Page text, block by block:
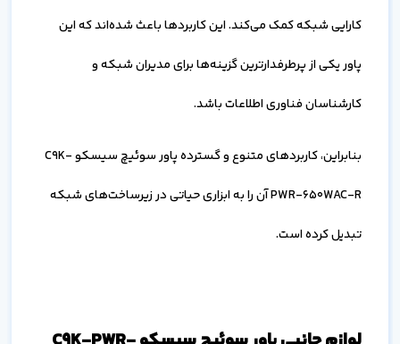
کارایی شبکه کمک می‌کند. این کاربردها باعث شده‌اند که این
پاور یکی از پرطرفدارترین گزینه‌ها برای مدیران شبکه و
کارشناسان فناوری اطلاعات باشد.
بنابراین، کاربردهای متنوع و گسترده پاور سوئیچ سیسکو C9K-
PWR-650WAC-R آن را به ابزاری حیاتی در زیرساخت‌های شبکه
تبدیل کرده است.